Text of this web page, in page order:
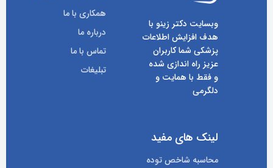
وبسایت دکتر زینو با
هدف افزایش اطلاعات
پزشکی شما کاربران
عزیز راه اندازی شده
و فقط با همایت و
دلگرمی
همکاری با ما
درباره ما
تماس با ما
تبلیغات
لینک های مفید
محاسبه شاخص توده